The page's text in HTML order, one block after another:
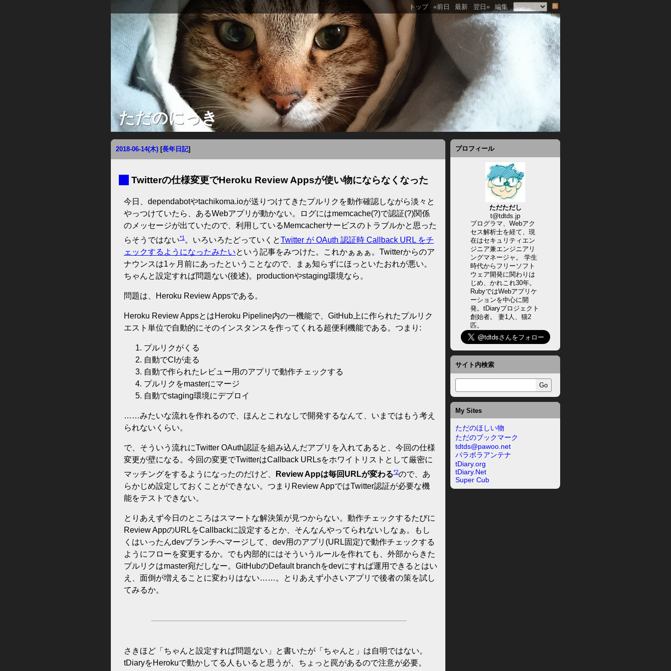
トップ «前日 最新 翌日» 編集
ただのにっき
2018-06-14(木) [長年日記]
Twitterの仕様変更でHeroku Review Appsが使い物にならなくなった
今日、dependabotやtachikoma.ioが送りつけてきたプルリクを動作確認しながら淡々と
やっつけていたら、あるWebアプリが動かない。ログにはmemcache(?)で認証(?)関係
のメッセージが出ていたので、利用しているMemcacherサービスのトラブルかと思った
らそうではない*1 。いろいろたどっていくとTwitter が OAuth 認証時 Callback URL をチ
ェックするようになったみたいという記事をみつけた。これかぁぁぁ。Twitterからのア
ナウンスは1ヶ月前にあったということなので、まぁ知らずにほっといたおれが悪い。
ちゃんと設定すれば問題ない(後述)。productionやstaging環境なら。
問題は、Heroku Review Appsである。
Heroku Review AppsとはHeroku Pipeline内の一機能で、GitHub上に作られたプルリク
エスト単位で自動的にそのインスタンスを作ってくれる超便利機能である。つまり:
プルリクがくる
自動でCIが走る
自動で作られたレビュー用のアプリで動作チェックする
プルリクをmasterにマージ
自動でstaging環境にデプロイ
……みたいな流れを作れるので、ほんとこれなしで開発するなんて、いまではもう考え
られないくらい。
で、そういう流れにTwitter OAuth認証を組み込んだアプリを入れてあると、今回の仕様
変更が壁になる。今回の変更でTwitterはCallback URLsをホワイトリストとして厳密に
マッチングをするようになったのだけど、
Review Appは毎回URLが変わる*2ので、あ
らかじめ設定しておくことができない。つまりReview AppではTwitter認証が必要な機
能をテストできない。
とりあえず今日のところはスマートな解決策が見つからない。動作チェックするたびに
Review AppのURLをCallbackに設定するとか、そんなんやってられないしなぁ。もし
くはいったんdevブランチへマージして、dev用のアプリ(URL固定)で動作チェックする
ようにフローを変更するか。でも内部的にはそういうルールを作れても、外部からきた
プルリクはmaster宛だしなー。GitHubのDefault branchをdevにすれば運用できるとはい
え、面倒が増えることに変わりはない……。とりあえず小さいアプリで後者の策を試し
てみるか。
さきほど「ちゃんと設定すれば問題ない」と書いたが「ちゃんと」は自明ではない。
tDiaryをHerokuで動かしてる人もいると思うが、ちょっと罠があるので注意が必要。
プロフィール
ただただし
t@tdtds.jp
プログラマ、Webアク
セス解析士を経て、現
在はセキュリティエン
ジニア兼エンジニアリ
ングマネージャ。 学生
時代からフリーソフト
ウェア開発に関わりは
じめ、かれこれ30年。
RubyではWebアプリケ
ーションを中心に開
発。tDiaryプロジェクト
創始者。 妻1人、猫2
匹。
サイト内検索
My Sites
ただのほしい物
ただのブックマーク
tdtds@pawoo.net
パラボラアンテナ
tDiary.org
tDiary.Net
Super Cub